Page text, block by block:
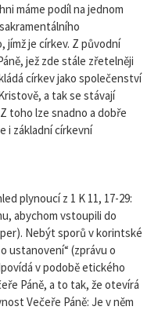
máme podíl na jednom
jímž je církev. Z původní
jež zde stále zřetelněji
církev jako společenství
a tak se stávají
toho lze snadno a dobře
i základní církevní
plynoucí z 1 K 11, 17-29:
abychom vstoupili do
Nebýt sporů v korintské
ustanovení“ (zprávu o
v podobě etického
Páně, a to tak, že otevírá
Večeře Páně: Je v něm